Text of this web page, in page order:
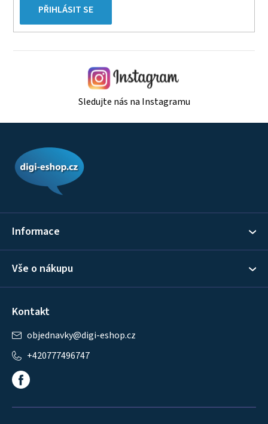
PŘIHLÁSIT SE
Sledujte nás na Instagramu
Informace
Vše o nákupu
Kontakt
objednavky@digi-eshop.cz
+420777496747